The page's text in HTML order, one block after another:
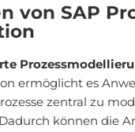
von SAP
ermöglicht es
zentral zu
können die